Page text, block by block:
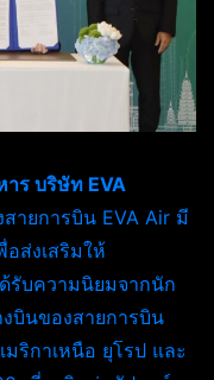
ร บริษัท EVA
ายการบิน EVA Air มี
ส่งเสริมให้
รับความนิยมจากนัก
บินของสายการบิน
ริกาเหนือ ยุโรป และ